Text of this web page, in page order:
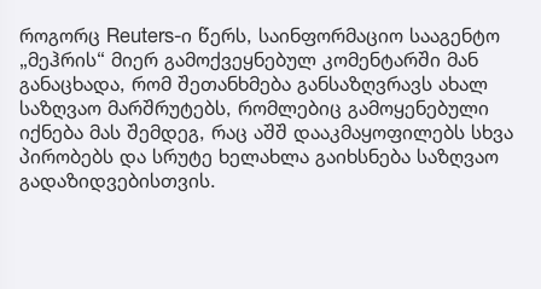
როგორც Reuters-ი წერს, საინფორმაციო სააგენტო
„მეჰრის“ მიერ გამოქვეყნებულ კომენტარში მან
განაცხადა, რომ შეთანხმება განსაზღვრავს ახალ
საზღვაო მარშრუტებს, რომლებიც გამოყენებული
იქნება მას შემდეგ, რაც აშშ დააკმაყოფილებს სხვა
პირობებს და სრუტე ხელახლა გაიხსნება საზღვაო
გადაზიდვებისთვის.